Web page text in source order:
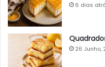
6 dias
26 Junho,